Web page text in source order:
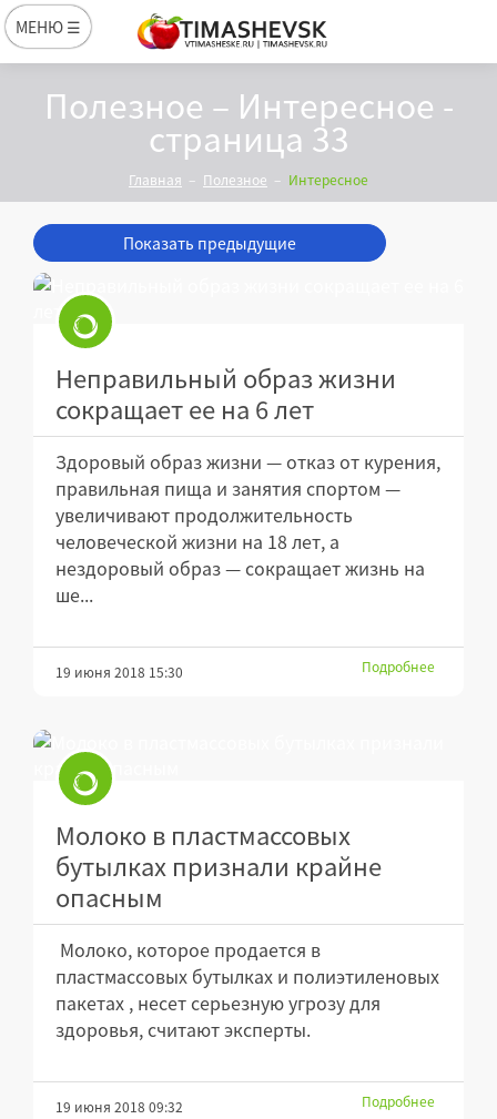
МЕНЮ ☰
Полезное – Интересное -
страница 33
Главная Полезное Интересное
Показать предыдущие
Неправильный образ жизни
сокращает ее на 6 лет
Здоровый образ жизни — отказ от курения,
правильная пища и занятия спортом —
увеличивают продолжительность
человеческой жизни на 18 лет, а
нездоровый образ — сокращает жизнь на
ше...
19 июня 2018 15:30 Подробнее
Молоко в пластмассовых
бутылках признали крайне
опасным
Молоко, которое продается в
пластмассовых бутылках и полиэтиленовых
пакетах , несет серьезную угрозу для
здоровья, считают эксперты.
19 июня 2018 09:32 Подробнее